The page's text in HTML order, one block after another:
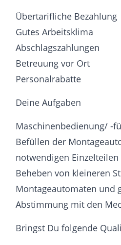
Übertarifliche Bezahlung
Gutes Arbeitsklima
Abschlagszahlungen
Betreuung vor Ort
Personalrabatte
Deine Aufgaben
Maschinenbedienung/ -
Befüllen der
notwendigen Einzelteilen
Beheben von kleineren
Montageautomaten und
Abstimmung mit den
Bringst Du folgende